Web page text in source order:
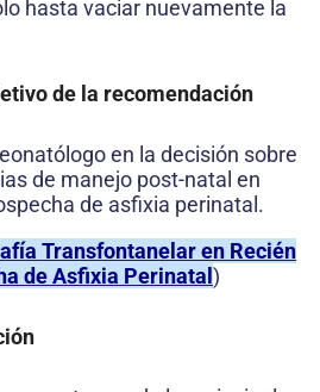
hasta vaciar nuevamente la
de la recomendación
en la decisión sobre
de manejo post-natal en
de asfixia perinatal.
Transfontanelar en Recién
de Asfixia Perinatal )